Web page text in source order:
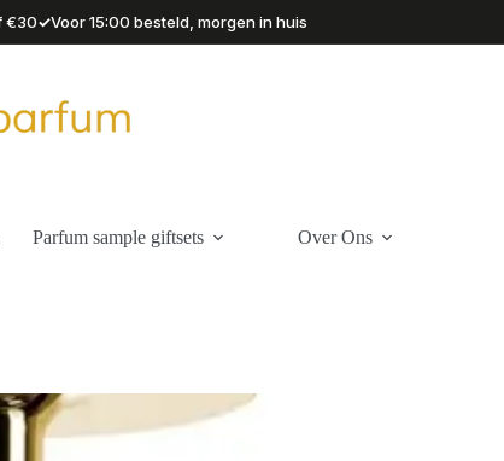
€30✓Voor 15:00 besteld, morgen in huis
Parfum sample giftsets Over Ons